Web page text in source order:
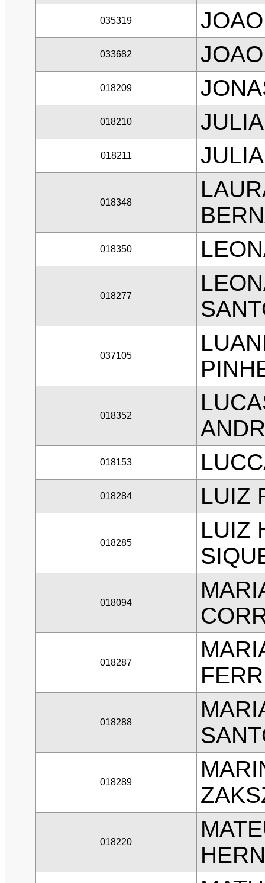
035319
033682
018209
018210
018211
018348
018350
018277
037105
018352
018153
018284 LUIZ
018285
LUIZ
018094
018287
018288
018289
018220